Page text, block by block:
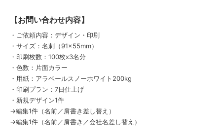
【お問い合わせ内容】
・ご依頼内容：デザイン・印刷
・サイズ：名刺（91×55mm）
・印刷枚数：100枚x3名分
・色数：片面カラー
・用紙：アラベールスノーホワイト200kg
・印刷プラン：7日仕上げ
・新規デザイン1件
→編集1件（名前／肩書き差し替え）
→編集1件（名前／肩書き／会社名差し替え）